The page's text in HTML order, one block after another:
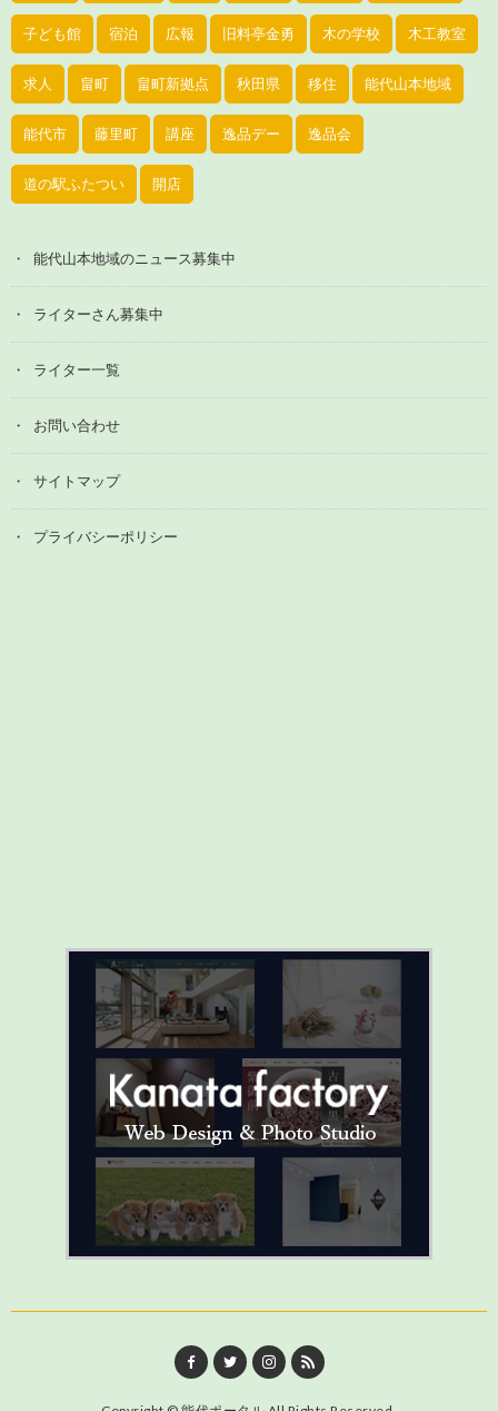
子ども館 宿泊 広報 旧料亭金勇 木の学校 木工教室
求人 畠町 畠町新拠点 秋田県 移住 能代山本地域
能代市 藤里町 講座 逸品デー 逸品会
道の駅ふたつい 開店
能代山本地域のニュース募集中
ライターさん募集中
ライター一覧
お問い合わせ
サイトマップ
プライバシーポリシー